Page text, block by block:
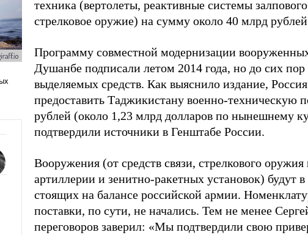
техника (вертолеты, реактивные системы
стрелковое оружие) на сумму около 40 млрд
Программу совместной модернизации
Душанбе подписали летом 2014 года, но до сих
выделяемых средств. Как выяснило издание,
предоставить Таджикистану военно-техническую
рублей (около 1,23 млрд долларов по нынешнему
подтвердили источники в Генштабе России.
Вооружения (от средств связи, стрелкового
артиллерии и зенитно-ракетных установок) будут
стоящих на балансе российской армии.
поставки, по сути, не начались. Тем не менее
переговоров заверил: «Мы подтвердили свою